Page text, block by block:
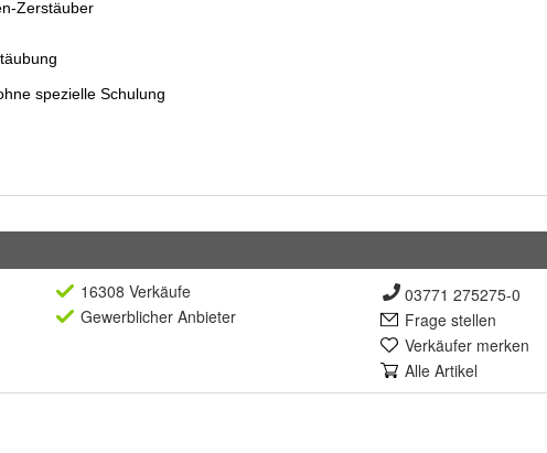
16308 Verkäufe
Gewerblicher Anbieter
03771 275275-0
Frage stellen
Verkäufer merken
Alle Artikel